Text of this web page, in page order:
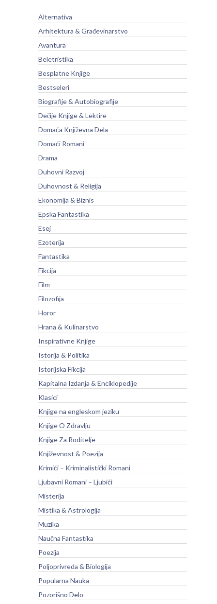
Alternativa
Arhitektura & Građevinarstvo
Avantura
Beletristika
Besplatne Knjige
Bestseleri
Biografije & Autobiografije
Dečije Knjige & Lektire
Domaća Književna Dela
Domaći Romani
Drama
Duhovni Razvoj
Duhovnost & Religija
Ekonomija & Biznis
Epska Fantastika
Esej
Ezoterija
Fantastika
Fikcija
Film
Filozofija
Horor
Hrana & Kulinarstvo
Inspirativne Knjige
Istorija & Politika
Istorijska Fikcija
Kapitalna Izdanja & Enciklopedije
Klasici
Knjige na engleskom jeziku
Knjige O Zdravlju
Knjige Za Roditelje
Književnost & Poezija
Krimići – Kriminalistički Romani
Ljubavni Romani – Ljubići
Misterija
Mistika & Astrologija
Muzika
Naučna Fantastika
Poezija
Poljoprivreda & Biologija
Popularna Nauka
Pozorišno Delo